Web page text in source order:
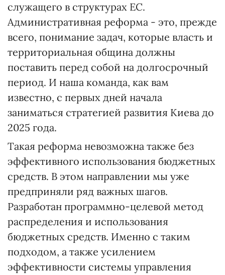
служащего в структурах ЕС.
Административная реформа - это, прежде
всего, понимание задач, которые власть и
территориальная община должны
поставить перед собой на долгосрочный
период. И наша команда, как вам
известно, с первых дней начала
заниматься стратегией развития Киева до
2025 года.
Такая реформа невозможна также без
эффективного использования бюджетных
средств. В этом направлении мы уже
предприняли ряд важных шагов.
Разработан программно-целевой метод
распределения и использования
бюджетных средств. Именно с таким
подходом, а также усилением
эффективности системы управления